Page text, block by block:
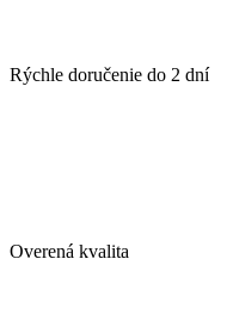
Rýchle doručenie do 2 dní
Overená kvalita